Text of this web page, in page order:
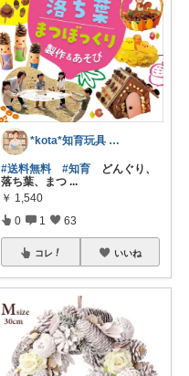
*kota*知育玩具 絵本キッズ ベビー
#送料無料 #知育 どんぐり、
落ち葉、まつ ...
￥ 1,540
0 1 63
コレ いいね